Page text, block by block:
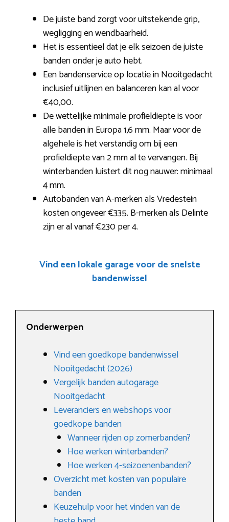
De juiste band zorgt voor uitstekende grip,
wegligging en wendbaarheid.
Het is essentieel dat je elk seizoen de juiste
banden onder je auto hebt.
Een bandenservice op locatie in Nooitgedacht
inclusief uitlijnen en balanceren kan al voor
€40,00.
De wettelijke minimale profieldiepte is voor
alle banden in Europa 1,6 mm. Maar voor de
algehele is het verstandig om bij een
profieldiepte van 2 mm al te vervangen. Bij
winterbanden luistert dit nog nauwer: minimaal
4 mm.
Autobanden van A-merken als Vredestein
kosten ongeveer €335. B-merken als Delinte
zijn er al vanaf €230 per 4.
Vind een lokale garage voor de snelste
bandenwissel
Onderwerpen
Vind een goedkope bandenwissel
Nooitgedacht (2026)
Vergelijk banden autogarage
Nooitgedacht
Leveranciers en webshops voor
goedkope banden
Wanneer rijden op zomerbanden?
Hoe werken winterbanden?
Hoe werken 4-seizoenenbanden?
Overzicht met kosten van populaire
banden
Keuzehulp voor het vinden van de